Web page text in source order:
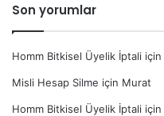
Son yorumlar
Homm Bitkisel Üyelik İptali için
Misli Hesap Silme için Murat
Homm Bitkisel Üyelik İptali için